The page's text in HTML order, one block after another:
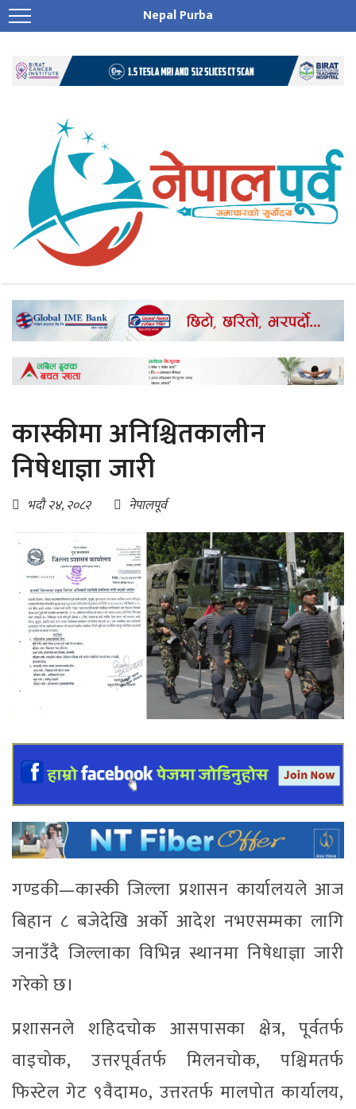
Nepal Purba
कास्कीमा अनिश्चितकालीन
निषेधाज्ञा जारी
भदौ २४, २०८२ नेपालपूर्व
गण्डकी—कास्की जिल्ला प्रशासन कार्यालयले आज
बिहान ८ बजेदेखि अर्को आदेश नभएसम्मका लागि
जनाउँदै जिल्लाका विभिन्न स्थानमा निषेधाज्ञा जारी
गरेको छ।
प्रशासनले शहिदचोक आसपासका क्षेत्र, पूर्वतर्फ
वाइचोक, उत्तरपूर्वतर्फ मिलनचोक, पश्चिमतर्फ
फिस्टेल गेट ९वैदाम०, उत्तरतर्फ मालपोत कार्यालय,